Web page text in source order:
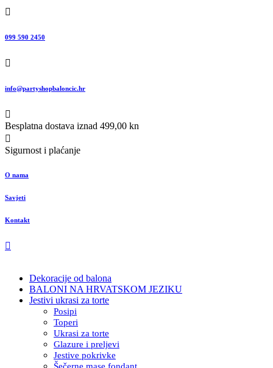
099 590 2450
info@partyshopbaloncic.hr
Besplatna dostava iznad 499,00 kn
Sigurnost i plaćanje
O nama
Savjeti
Kontakt
Dekoracije od balona
BALONI NA HRVATSKOM JEZIKU
Jestivi ukrasi za torte
Posipi
Toperi
Ukrasi za torte
Glazure i preljevi
Jestive pokrivke
Šečerne mase fondant